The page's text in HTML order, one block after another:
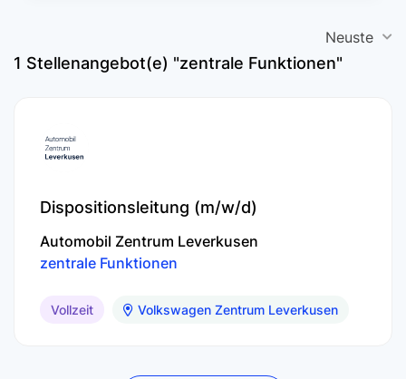
Neuste
1 Stellenangebot(e) "zentrale Funktionen"
Dispositionsleitung (m/w/d)
Automobil Zentrum Leverkusen
zentrale Funktionen
Vollzeit Volkswagen Zentrum Leverkusen